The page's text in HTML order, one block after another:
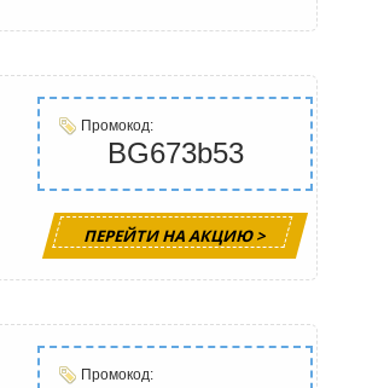
Промокод:
BG673b53
ПЕРЕЙТИ НА АКЦИЮ >
Промокод: